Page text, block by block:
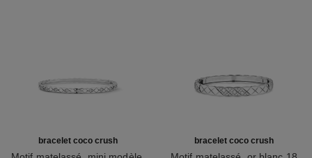
bracelet coco crush bracelet coco crush